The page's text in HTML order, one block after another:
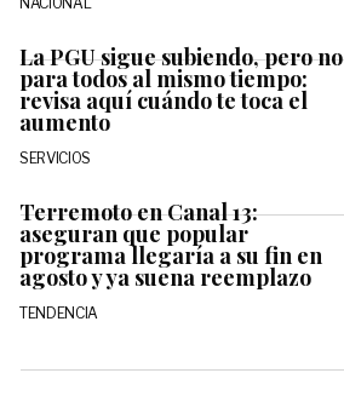
La PGU sigue subiendo, pero no
para todos al mismo tiempo:
revisa aquí cuándo te toca el
aumento
SERVICIOS
Terremoto en Canal 13:
aseguran que popular
programa llegaría a su fin en
agosto y ya suena reemplazo
TENDENCIA